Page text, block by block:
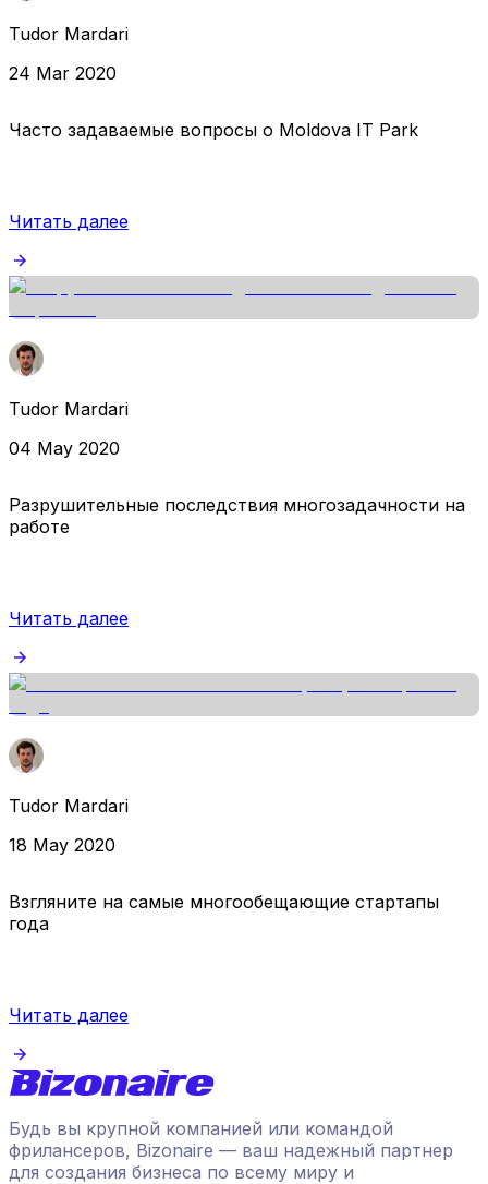
Tudor Mardari
24 Mar 2020
Часто задаваемые вопросы о Moldova IT Park
Читать далее
Tudor Mardari
04 May 2020
Разрушительные последствия многозадачности на
работе
Читать далее
Tudor Mardari
18 May 2020
Взгляните на самые многообещающие стартапы
года
Читать далее
Будь вы крупной компанией или командой
фрилансеров, Bizonaire — ваш надежный партнер
для создания бизнеса по всему миру и